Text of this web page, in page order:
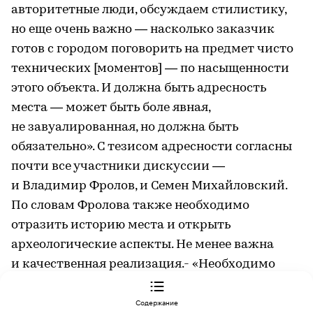
авторитетные люди, обсуждаем стилистику,
но еще очень важно — насколько заказчик
готов с городом поговорить на предмет чисто
технических [моментов] — по насыщенности
этого объекта. И должна быть адресность
места — может быть боле явная,
не завуалированная, но должна быть
обязательно». С тезисом адресности согласны
почти все участники дискуссии —
и Владимир Фролов, и Семен Михайловский.
По словам Фролова также необходимо
отразить историю места и открыть
археологические аспекты. Не менее важна
и качественная реализация.- «Необходимо
не снижать планку при реализации, несмотря
ни на что. Это совершенно не тот случай
Содержание